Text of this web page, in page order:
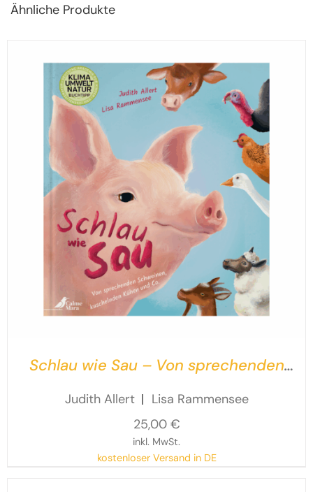
Ähnliche Produkte
Schlau wie Sau – Von sprechenden
Co.
Judith Allert
Lisa Rammensee
25,00 €
inkl. MwSt.
kostenloser Versand in DE